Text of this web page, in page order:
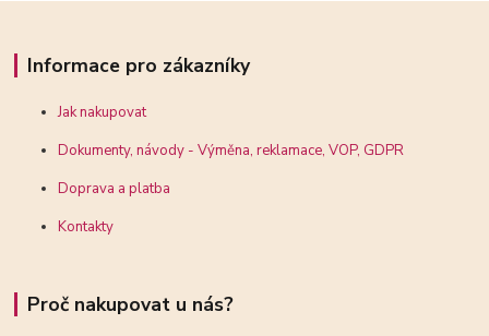
Informace pro zákazníky
Jak nakupovat
Dokumenty, návody - Výměna, reklamace, VOP, GDPR
Doprava a platba
Kontakty
Proč nakupovat u nás?